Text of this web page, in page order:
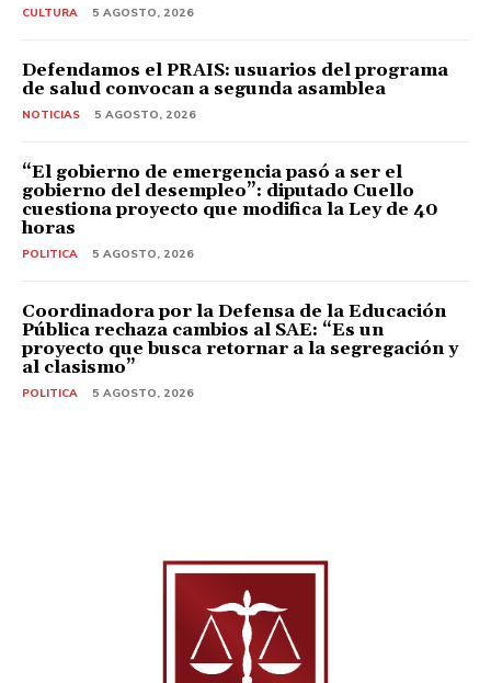
CULTURA 5 AGOSTO, 2026
Defendamos el PRAIS: usuarios del programa
de salud convocan a segunda asamblea
NOTICIAS 5 AGOSTO, 2026
“El gobierno de emergencia pasó a ser el
gobierno del desempleo”: diputado Cuello
cuestiona proyecto que modifica la Ley de 40
horas
POLITICA 5 AGOSTO, 2026
Coordinadora por la Defensa de la Educación
Pública rechaza cambios al SAE: “Es un
proyecto que busca retornar a la segregación y
al clasismo”
POLITICA 5 AGOSTO, 2026